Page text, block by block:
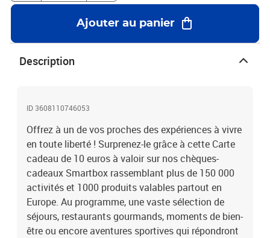
tête. Session d’escalade, de planche à voile ou encore vols en ULM
: faites-lui vivre des moments uniques avec Smartbox !10 euros en
Carte cadeau pour accéder à tout l’univers des expériences
Smartbox
Ajouter au panier
Description
ID 3608110746053
Offrez à un de vos proches des expériences à vivre
en toute liberté ! Surprenez-le grâce à cette Carte
cadeau de 10 euros à valoir sur nos chèques-
cadeaux Smartbox rassemblant plus de 150 000
activités et 1000 produits valables partout en
Europe. Au programme, une vaste sélection de
séjours, restaurants gourmands, moments de bien-
être ou encore aventures sportives qui répondront